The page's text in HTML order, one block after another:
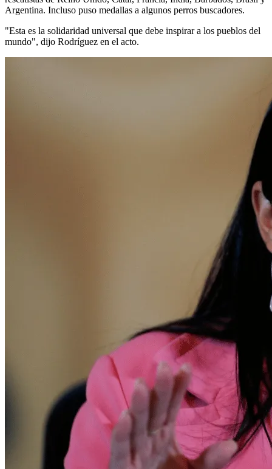
Argentina. Incluso puso medallas a algunos perros buscadores.
"Esta es la solidaridad universal que debe inspirar a los pueblos del
mundo", dijo Rodríguez en el acto.